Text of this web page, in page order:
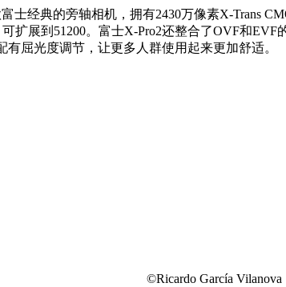
士经典的旁轴相机，拥有2430万像素X-Trans
展到51200。富士X-Pro2还整合了OVF和
屈光度调节，让更多人群使用起来更加舒适。
©Ricardo García Vilanova